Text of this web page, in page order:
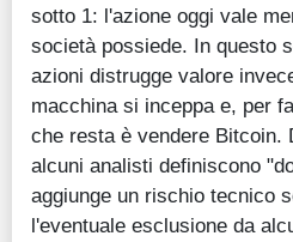
sotto 1: l'azione oggi vale
società possiede. In questo
azioni distrugge valore
macchina si inceppa e, per
che resta è vendere Bitcoin.
alcuni analisti definiscono
aggiunge un rischio tecnico
l'eventuale esclusione da